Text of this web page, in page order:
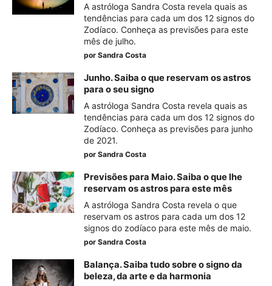
A astróloga Sandra Costa revela quais as
tendências para cada um dos 12 signos do
Zodíaco. Conheça as previsões para este
mês de julho.
por Sandra Costa
Junho. Saiba o que reservam os astros
para o seu signo
A astróloga Sandra Costa revela quais as
tendências para cada um dos 12 signos do
Zodíaco. Conheça as previsões para junho
de 2021.
por Sandra Costa
Previsões para Maio. Saiba o que lhe
reservam os astros para este mês
A astróloga Sandra Costa revela o que
reservam os astros para cada um dos 12
signos do zodíaco para este mês de maio.
por Sandra Costa
Balança. Saiba tudo sobre o signo da
beleza, da arte e da harmonia